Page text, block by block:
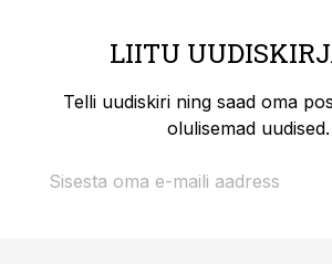
LIITU
Telli uudiskiri ning saad oma
olulisemad uudised.